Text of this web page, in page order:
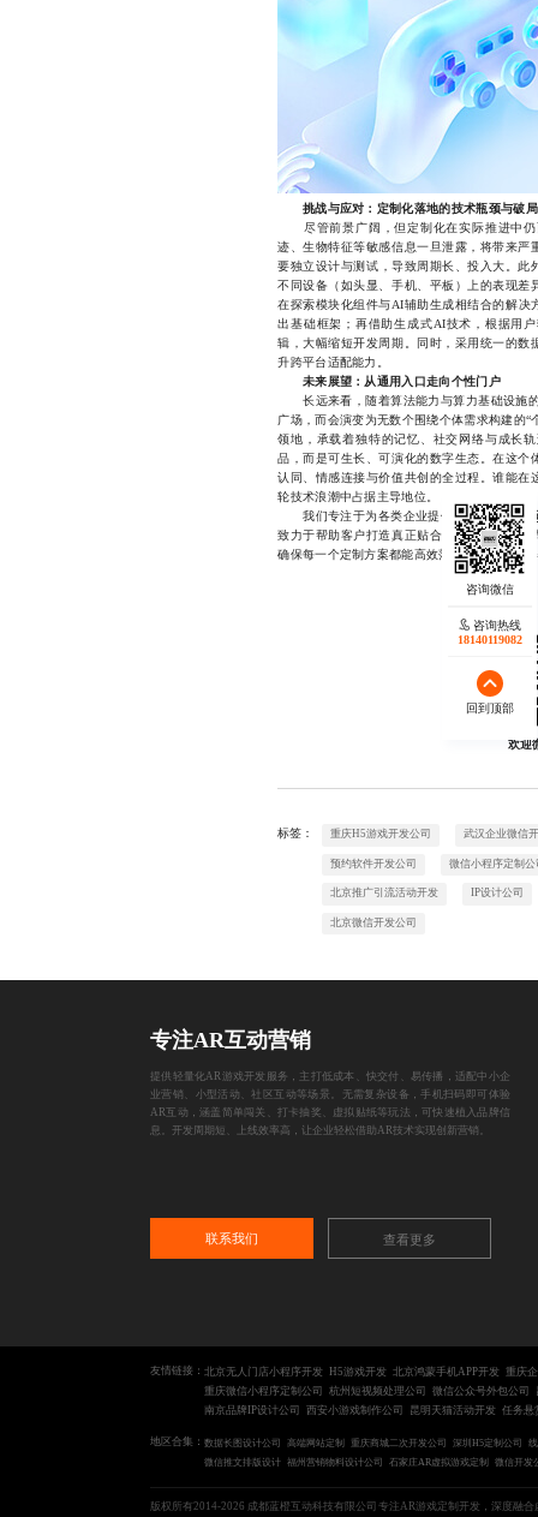
挑战与应对：定制化落地的技术瓶颈与破
尽管前景广阔，但定制化在实际推进中仍
迹、生物特征等敏感信息一旦泄露，将带来
要独立设计与测试，导致周期长、投入大。
不同设备（如头显、手机、平板）上的表现
在探索模块化组件与AI辅助生成相结合的解决
出基础框架；再借助生成式AI技术，根据用
辑，大幅缩短开发周期。同时，采用统一的
升跨平台适配能力。
未来展望：从通用入口走向个性门户
长远来看，随着算法能力与算力基础设施
广场，而会演变为无数个围绕个体需求构建的
领地，承载着独特的记忆、社交网络与成长
品，而是可生长、可演化的数字生态。在这
认同、情感连接与价值共创的全过程。谁能
轮技术浪潮中占据主导地位。
我们专注于为各类企业提供 深度定制的VR
致力于帮助客户打造真正贴合用户需求的沉
确保每一个定制方案都能高效落地，有意向了
欢迎
标签： 重庆H5游戏开发公司 武汉企业微信
预约软件开发公司 微信小程序定制公
北京推广引流活动开发 IP设计公司
北京微信开发公司
咨询热线
18140119082
回到顶部
专注AR互动营销
提供轻量化AR游戏开发服务，主打低成本、快交付、易传播，适配中小企
业营销、小型活动、社区互动等场景。无需复杂设备，手机扫码即可体验
AR互动，涵盖简单闯关、打卡抽奖、虚拟贴纸等玩法，可快速植入品牌信
息。开发周期短、上线效率高，让企业轻松借助AR技术实现创新营销。
联系我们 查看更多
友情链接： 北京无人门店小程序开发 H5游戏开发 北京鸿蒙手机APP开发 重庆
重庆微信小程序定制公司
杭州短视频处理公司 微信公众号外包公司
南京品牌IP设计公司
西安小游戏制作公司 昆明天猫活动开发 任务悬
地区合集： 数据长图设计公司 高端网站定制 重庆商城二次开发公司 深圳H5定制公司
微信推文排版设计 福州营销物料设计公司 石家庄AR虚拟游戏定制 微信开发
版权所有2014-2026 成都蓝橙互动科技有限公司 专注AR游戏定制开发，深度融